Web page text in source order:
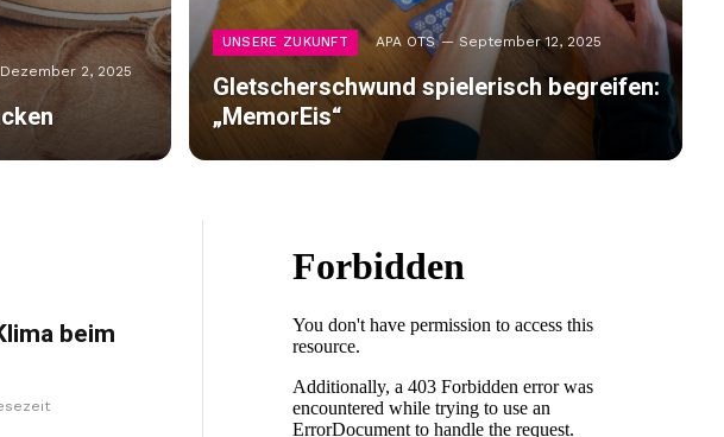
Dezember 2, 2025
UNSERE ZUKUNFT APA OTS September 12, 2025
Gletscherschwund spielerisch begreifen:
„MemorEis“
beim